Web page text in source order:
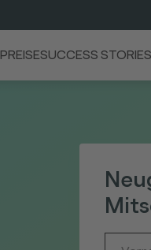
PREISESUCCESS STORIES